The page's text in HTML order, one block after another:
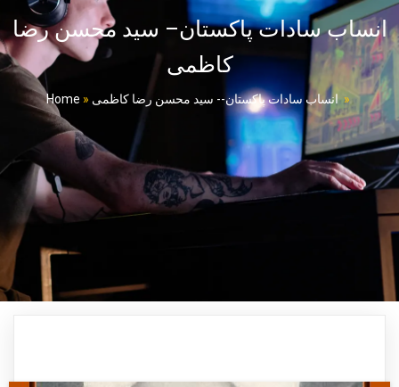
انساب سادات پاکستان– سید محسن رضا
کاظمی
Home » انساب سادات پاکستان-- سید محسن رضا کاظمی »